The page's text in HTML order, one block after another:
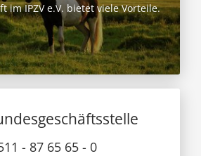
im IPZV e.V. bietet viele Vorteile.
- 87 65 65 - 0